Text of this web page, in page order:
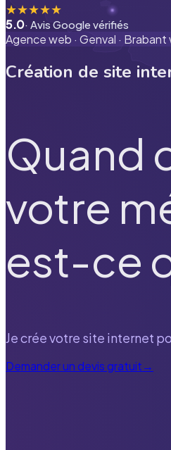
★★★★★
5.0· Avis Google vérifiés
Agence web · Genval · Brabant
Création de site
Quand
votre
est-ce
Je crée votre site internet
Demander un devis gratuit→